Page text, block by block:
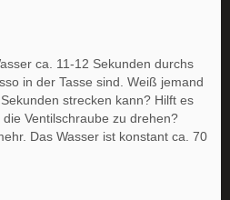
ca. 11-12 Sekunden durchs
in der Tasse sind. Weiß jemand
strecken kann? Hilft es
Ventilschraube zu drehen?
Das Wasser ist konstant ca. 70